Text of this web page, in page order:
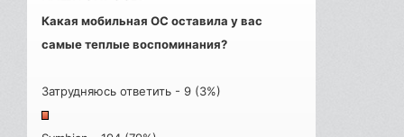
Какая мобильная ОС оставила у вас
самые теплые воспоминания?
Затрудняюсь ответить - 9 (3%)